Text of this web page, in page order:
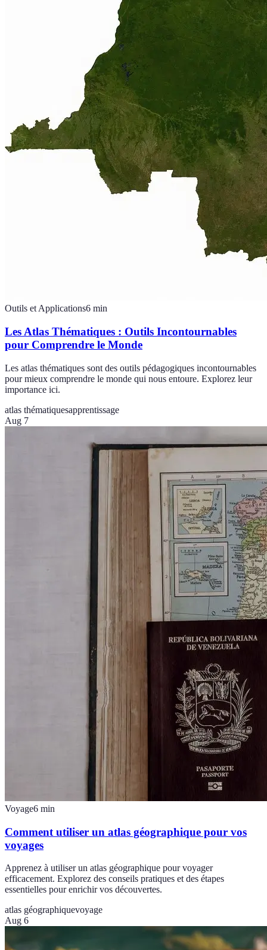
Outils et Applications6 min
Les Atlas Thématiques : Outils Incontournables
pour Comprendre le Monde
Les atlas thématiques sont des outils pédagogiques incontournables
pour mieux comprendre le monde qui nous entoure. Explorez leur
importance ici.
atlas thématiquesapprentissage
Aug 7
Voyage6 min
Comment utiliser un atlas géographique pour vos
voyages
Apprenez à utiliser un atlas géographique pour voyager
efficacement. Explorez des conseils pratiques et des étapes
essentielles pour enrichir vos découvertes.
atlas géographiquevoyage
Aug 6